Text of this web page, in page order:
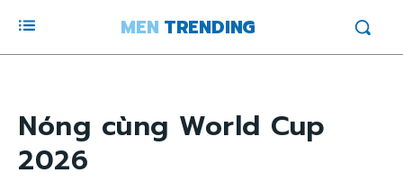
MEN TRENDING
Nóng cùng World Cup
2026